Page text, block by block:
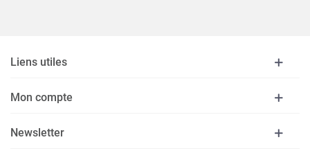
Liens utiles
Mon compte
Newsletter